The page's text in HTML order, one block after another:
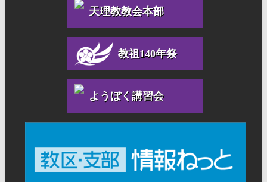
天理教教会本部
教祖140年祭
ようぼく講習会